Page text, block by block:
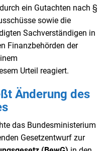
durch ein Gutachten nach §
sowie die
Sachverständigen in
Finanzbehörden der
Urteil reagiert.
Änderung des
das Bundesministerium
Gesetzentwurf zur